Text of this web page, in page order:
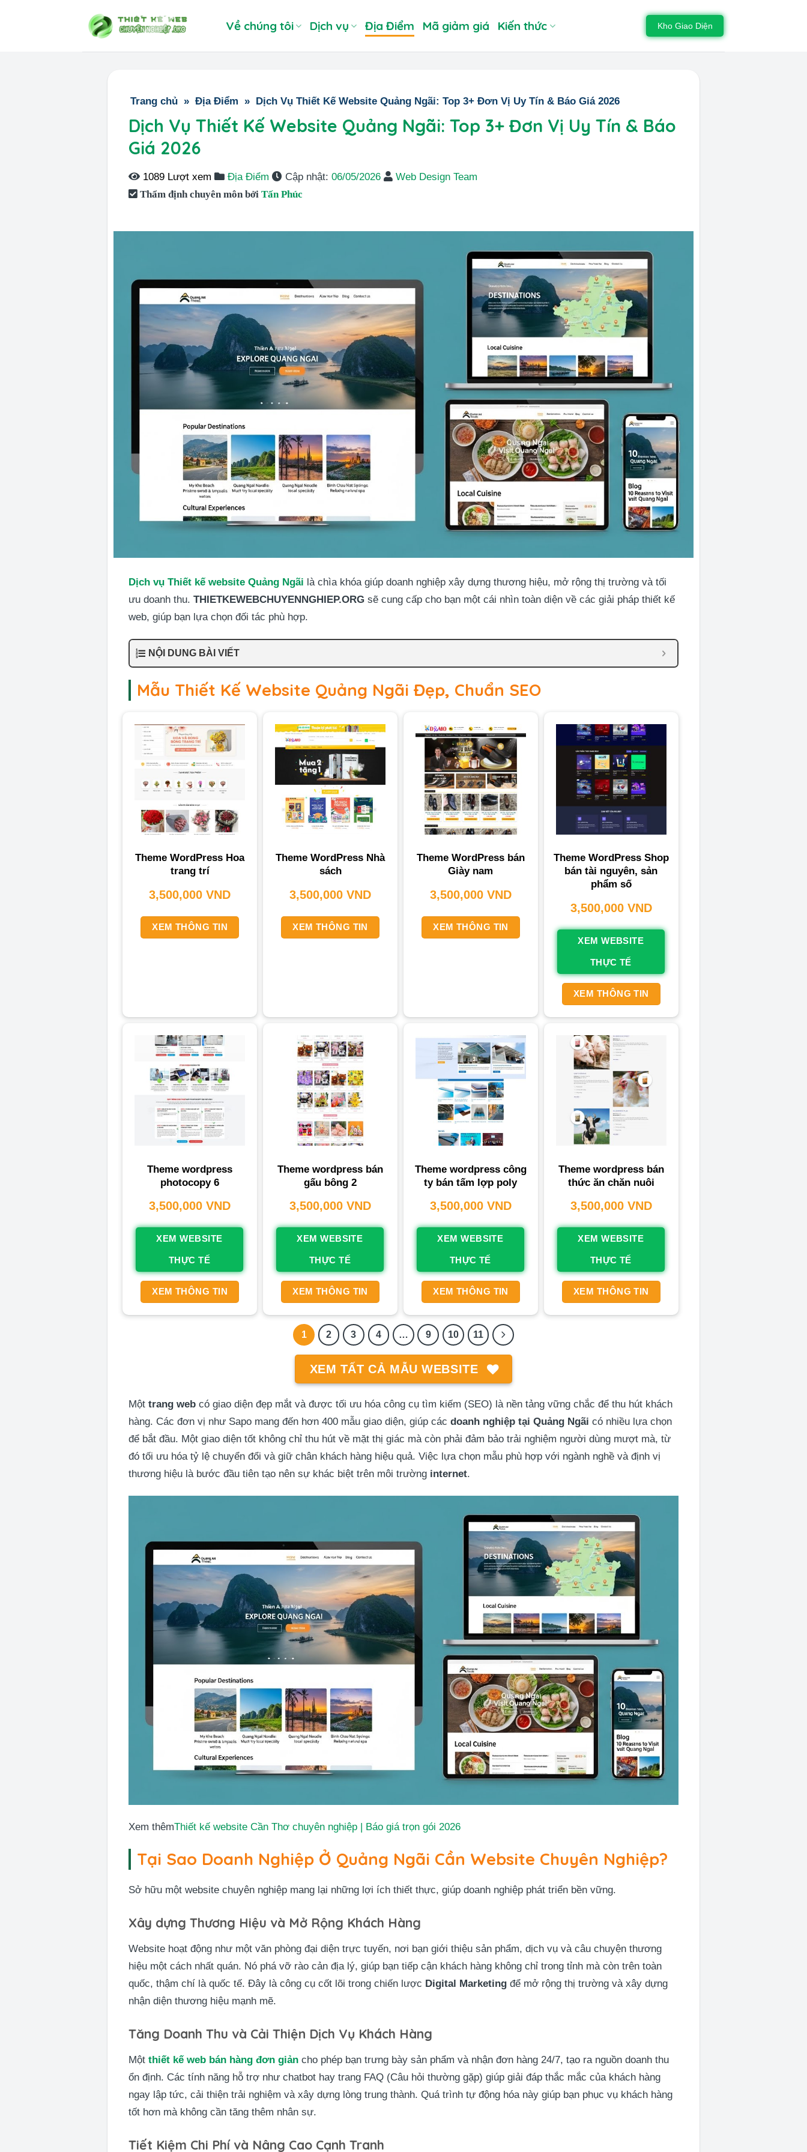
Về chúng tôi Dịch vụ Địa Điểm Mã giảm giá Kiến thức Kho Giao Diện
Trang chủ » Địa Điểm » Dịch Vụ Thiết Kế Website Quảng Ngãi: Top 3+ Đơn Vị Uy Tín & Báo Giá 2026
Dịch Vụ Thiết Kế Website Quảng Ngãi: Top 3+ Đơn Vị Uy Tín & Báo
Giá 2026
1089 Lượt xem Địa Điểm Cập nhật:06/05/2026 Web Design Team
Thẩm định chuyên môn bởiTấn Phúc
Dịch vụ Thiết kế website Quảng Ngãi là chìa khóa giúp doanh nghiệp xây dựng thương hiệu, mở rộng thị trường và tối
ưu doanh thu.THIETKEWEBCHUYENNGHIEP.ORG sẽ cung cấp cho bạn một cái nhìn toàn diện về các giải pháp thiết kế
web, giúp bạn lựa chọn đối tác phù hợp.
NỘI DUNG BÀI VIẾT
Mẫu Thiết Kế Website Quảng Ngãi Đẹp, Chuẩn SEO
Theme WordPress Hoa
trang trí
3,500,000VND
XEM THÔNG TIN
Theme WordPress Nhà
sách
3,500,000VND
XEM THÔNG TIN
Theme WordPress bán
Giày nam
3,500,000 VND
XEM THÔNG TIN
Theme WordPress Shop
bán tài nguyên, sản
phẩm số
3,500,000 VND
XEM WEBSITE
THỰC TẾ
XEM THÔNG TIN
Theme wordpress
photocopy 6
3,500,000VND
XEM WEBSITE
THỰC TẾ
XEM THÔNG TIN
Theme wordpress bán
gấu bông 2
3,500,000VND
XEM WEBSITE
THỰC TẾ
XEM THÔNG TIN
Theme wordpress công
ty bán tấm lợp poly
3,500,000 VND
XEM WEBSITE
THỰC TẾ
XEM THÔNG TIN
Theme wordpress bán
thức ăn chăn nuôi
3,500,000 VND
XEM WEBSITE
THỰC TẾ
XEM THÔNG TIN
1 2 3 4 … 9 10 11
XEM TẤT CẢ MẪU WEBSITE
Mộttrang web có giao diện đẹp mắt và được tối ưu hóa công cụ tìm kiếm (SEO) là nền tảng vững chắc để thu hút khách
hàng. Các đơn vị như Sapo mang đến hơn 400 mẫu giao diện, giúp cácdoanh nghiệp tại Quảng Ngãi có nhiều lựa chọn
để bắt đầu. Một giao diện tốt không chỉ thu hút về mặt thị giác mà còn phải đảm bảo trải nghiệm người dùng mượt mà, từ
đó tối ưu hóa tỷ lệ chuyển đổi và giữ chân khách hàng hiệu quả. Việc lựa chọn mẫu phù hợp với ngành nghề và định vị
thương hiệu là bước đầu tiên tạo nên sự khác biệt trên môi trường internet.
Xem thêmThiết kế website Cần Thơ chuyên nghiệp | Báo giá trọn gói 2026
Tại Sao Doanh Nghiệp Ở Quảng Ngãi Cần Website Chuyên Nghiệp?
Sở hữu một website chuyên nghiệp mang lại những lợi ích thiết thực, giúp doanh nghiệp phát triển bền vững.
Xây dựng Thương Hiệu và Mở Rộng Khách Hàng
Website hoạt động như một văn phòng đại diện trực tuyến, nơi bạn giới thiệu sản phẩm, dịch vụ và câu chuyện thương
hiệu một cách nhất quán. Nó phá vỡ rào cản địa lý, giúp bạn tiếp cận khách hàng không chỉ trong tỉnh mà còn trên toàn
quốc, thậm chí là quốc tế. Đây là công cụ cốt lõi trong chiến lược Digital Marketing để mở rộng thị trường và xây dựng
nhận diện thương hiệu mạnh mẽ.
Tăng Doanh Thu và Cải Thiện Dịch Vụ Khách Hàng
Mộtthiết kế web bán hàng đơn giản cho phép bạn trưng bày sản phẩm và nhận đơn hàng 24/7, tạo ra nguồn doanh thu
ổn định. Các tính năng hỗ trợ như chatbot hay trang FAQ (Câu hỏi thường gặp) giúp giải đáp thắc mắc của khách hàng
ngay lập tức, cải thiện trải nghiệm và xây dựng lòng trung thành. Quá trình tự động hóa này giúp bạn phục vụ khách hàng
tốt hơn mà không cần tăng thêm nhân sự.
Tiết Kiệm Chi Phí và Nâng Cao Cạnh Tranh